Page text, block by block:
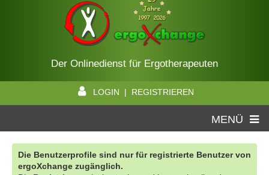
Der Onlinedienst für Ergotherapeuten
LOGIN | REGISTRIEREN
MENÜ
Die Benutzerprofile sind nur für registrierte Benutzer von
ergoXchange zugänglich.